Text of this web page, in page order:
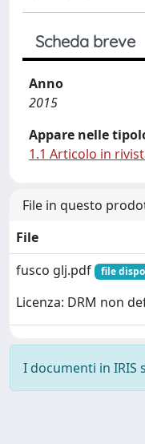
Scheda breve
Anno
2015
Appare nelle
1.1 Articolo in
File in questo
File
fusco glj.pdf
file
Licenza: DRM non
I documenti in